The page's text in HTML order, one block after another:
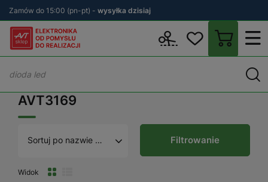
Zamów do 15:00 (pn-pt) - wysyłka dzisiaj
AVT3169
Sortuj po nazwie A - Z
Widok
Filtrowanie